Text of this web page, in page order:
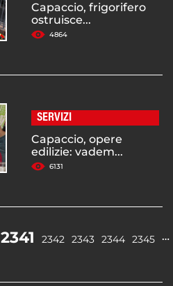
Capaccio, frigorifero
ostruisce...
4864
SERVIZI
Capaccio, opere
edilizie: vadem...
6131
2341 2342 2343 2344 2345 …